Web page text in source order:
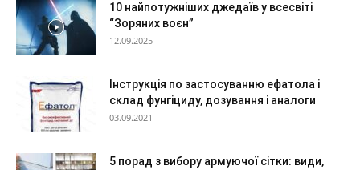
10 найпотужніших джедаїв у всесвіті
“Зоряних воєн”
12.09.2025
Інструкція по застосуванню ефатола і
склад фунгіциду, дозування і аналоги
03.09.2021
5 порад з вибору армуючої сітки: види,